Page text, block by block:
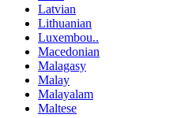
Latvian
Lithuanian
Luxembou..
Macedonian
Malagasy
Malay
Malayalam
Maltese